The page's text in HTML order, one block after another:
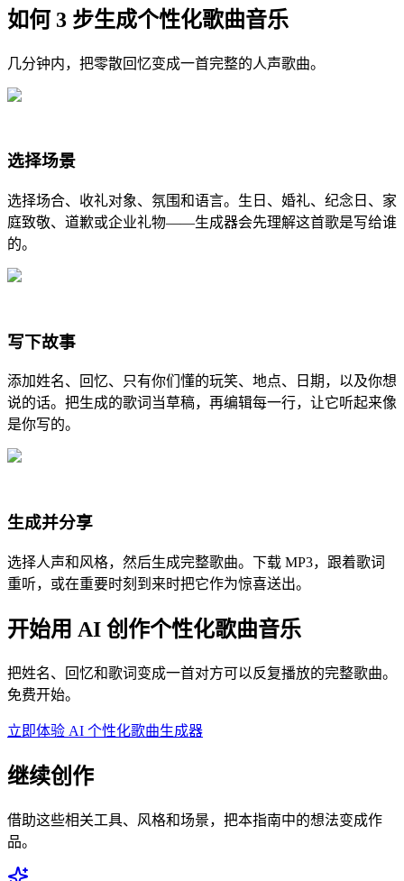
如何 3 步生成个性化歌曲音乐
几分钟内，把零散回忆变成一首完整的人声歌曲。
选择场景
选择场合、收礼对象、氛围和语言。生日、婚礼、纪念日、家
庭致敬、道歉或企业礼物——生成器会先理解这首歌是写给谁
的。
写下故事
添加姓名、回忆、只有你们懂的玩笑、地点、日期，以及你想
说的话。把生成的歌词当草稿，再编辑每一行，让它听起来像
是你写的。
生成并分享
选择人声和风格，然后生成完整歌曲。下载 MP3，跟着歌词
重听，或在重要时刻到来时把它作为惊喜送出。
开始用 AI 创作个性化歌曲音乐
把姓名、回忆和歌词变成一首对方可以反复播放的完整歌曲。
免费开始。
立即体验 AI 个性化歌曲生成器
继续创作
借助这些相关工具、风格和场景，把本指南中的想法变成作
品。